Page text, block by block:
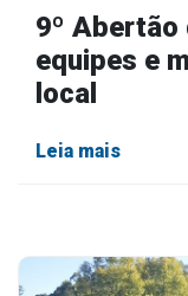
9º Abertão
equipes e
local
Leia mais